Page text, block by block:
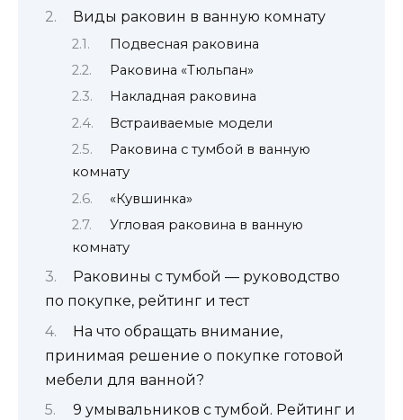
Виды раковин в ванную комнату
Подвесная раковина
Раковина «Тюльпан»
Накладная раковина
Встраиваемые модели
Раковина с тумбой в ванную
комнату
«Кувшинка»
Угловая раковина в ванную
комнату
Раковины с тумбой — руководство
по покупке, рейтинг и тест
На что обращать внимание,
принимая решение о покупке готовой
мебели для ванной?
9 умывальников с тумбой. Рейтинг и